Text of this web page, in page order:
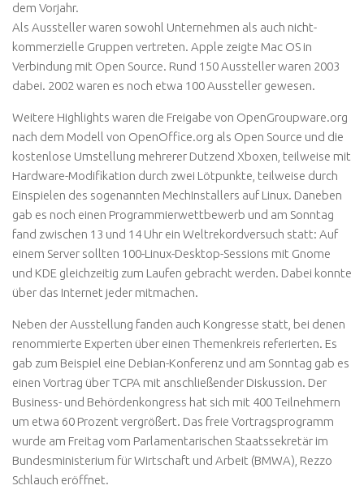
dem Vorjahr.
Als Aussteller waren sowohl Unternehmen als auch nicht-
kommerzielle Gruppen vertreten. Apple zeigte Mac OS in
Verbindung mit Open Source. Rund 150 Aussteller waren 2003
dabei. 2002 waren es noch etwa 100 Aussteller gewesen.
Weitere Highlights waren die Freigabe von OpenGroupware.org
nach dem Modell von OpenOffice.org als Open Source und die
kostenlose Umstellung mehrerer Dutzend Xboxen, teilweise mit
Hardware-Modifikation durch zwei Lötpunkte, teilweise durch
Einspielen des sogenannten MechInstallers auf Linux. Daneben
gab es noch einen Programmierwettbewerb und am Sonntag
fand zwischen 13 und 14 Uhr ein Weltrekordversuch statt: Auf
einem Server sollten 100-Linux-Desktop-Sessions mit Gnome
und KDE gleichzeitig zum Laufen gebracht werden. Dabei konnte
über das Internet jeder mitmachen.
Neben der Ausstellung fanden auch Kongresse statt, bei denen
renommierte Experten über einen Themenkreis referierten. Es
gab zum Beispiel eine Debian-Konferenz und am Sonntag gab es
einen Vortrag über TCPA mit anschließender Diskussion. Der
Business- und Behördenkongress hat sich mit 400 Teilnehmern
um etwa 60 Prozent vergrößert. Das freie Vortragsprogramm
wurde am Freitag vom Parlamentarischen Staatssekretär im
Bundesministerium für Wirtschaft und Arbeit (BMWA), Rezzo
Schlauch eröffnet.